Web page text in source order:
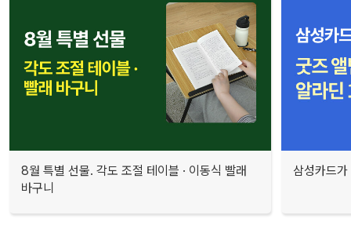
8월 특별 선물. 각도 조절 테이블 · 이동식 빨래
바구니
삼성카드